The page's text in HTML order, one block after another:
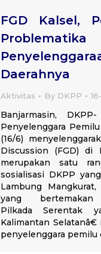
FGD Kalsel,
Problematika
Daerahnya
Aktivitas By DKPP
Banjarmasin,
Penyelenggara
(16/6)
Discussion (FGD) di
merupakan satu
sosialisasi DKPP
Lambung
yang bertemakan
Pilkada Serentak
Kalimantan
penyelenggara pemilu